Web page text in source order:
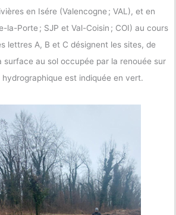
en Isére (Valencogne ; VAL), et en
la-Porte ; SJP et Val-Coisin ; COI) au cours
lettres A, B et C désignent les sites, de
surface au sol occupée par la renouée sur
est indiquée en vert.